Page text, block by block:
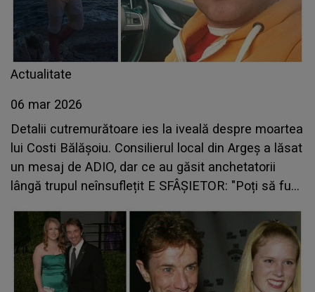
Actualitate
06 mar 2026
Detalii cutremurătoare ies la iveală despre moartea
lui Costi Bălășoiu. Consilierul local din Argeș a lăsat
un mesaj de ADIO, dar ce au găsit anchetatorii
lângă trupul neînsuflețit E SFÂȘIETOR: "Poți să fugi